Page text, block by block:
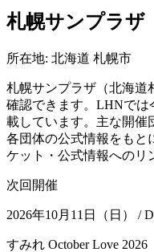
札幌サンプラザ
所在地: 北海道 札幌市
札幌サンプラザ（北海道
確認できます。LHNでは
載しています。主な開催
各団体の公式情報をもと
ケット・公式情報へのリ
次回開催
2026年10月11日（日） /
すみれ October Love 2026